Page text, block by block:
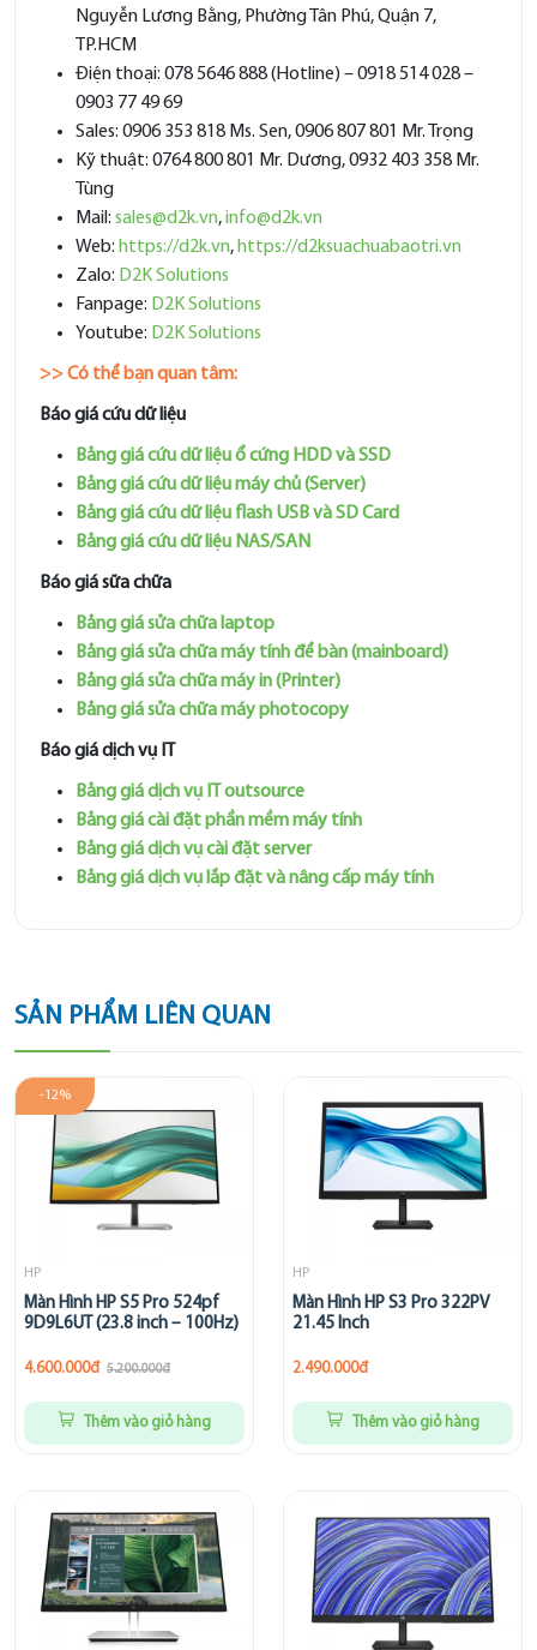
Nguyễn Lương Bằng, Phường Tân Phú, Quận 7,
TP.HCM
Điện thoại: 078 5646 888 (Hotline) – 0918 514 028 –
0903 77 49 69
Sales: 0906 353 818 Ms. Sen, 0906 807 801 Mr. Trọng
Kỹ thuật: 0764 800 801 Mr. Dương, 0932 403 358 Mr.
Tùng
Mail: sales@d2k.vn,info@d2k.vn
Web: https://d2k.vn,https://d2ksuachuabaotri.vn
Zalo: D2K Solutions
Fanpage: D2K Solutions
Youtube: D2K Solutions
>> Có thể bạn quan tâm:
Báo giá cứu dữ liệu
Bảng giá cứu dữ liệu ổ cứng HDD và SSD
Bảng giá cứu dữ liệu máy chủ (Server)
Bảng giá cứu dữ liệu flash USB và SD Card
Bảng giá cứu dữ liệu NAS/SAN
Báo giá sữa chữa
Bảng giá sửa chữa laptop
Bảng giá sửa chữa máy tính để bàn (mainboard)
Bảng giá sửa chữa máy in (Printer)
Bảng giá sửa chữa máy photocopy
Báo giá dịch vụ IT
Bảng giá dịch vụ IT outsource
Bảng giá cài đặt phần mềm máy tính
Bảng giá dịch vụ cài đặt server
Bảng giá dịch vụ lắp đặt và nâng cấp máy tính
SẢN PHẨM LIÊN QUAN
-12%
HP
Màn Hình HP S5 Pro 524pf
9D9L6UT (23.8 inch – 100Hz)
4.600.000đ 5.200.000đ
Thêm vào giỏ hàng
HP
Màn Hình HP S3 Pro 322PV
21.45 Inch
2.490.000đ
Thêm vào giỏ hàng